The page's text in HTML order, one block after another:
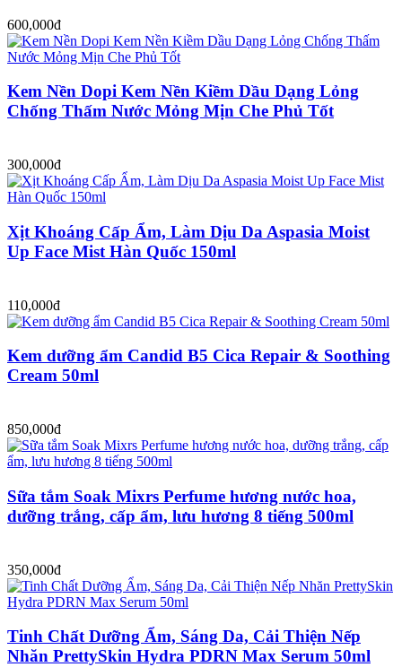
600,000đ
Kem Nền Dopi Kem Nền Kiềm Dầu Dạng Lỏng
Chống Thấm Nước Mỏng Mịn Che Phủ Tốt
300,000đ
Xịt Khoáng Cấp Ẩm, Làm Dịu Da Aspasia Moist
Up Face Mist Hàn Quốc 150ml
110,000đ
Kem dưỡng ẩm Candid B5 Cica Repair & Soothing
Cream 50ml
850,000đ
Sữa tắm Soak Mixrs Perfume hương nước hoa,
dưỡng trắng, cấp ẩm, lưu hương 8 tiếng 500ml
350,000đ
Tinh Chất Dưỡng Ẩm, Sáng Da, Cải Thiện Nếp
Nhăn PrettySkin Hydra PDRN Max Serum 50ml